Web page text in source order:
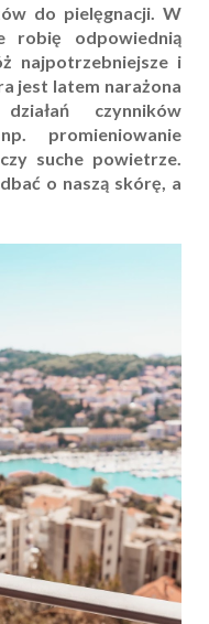
do pielęgnacji. W
robię odpowiednią
najpotrzebniejsze i
jest latem narażona
czynników
promieniowanie
suche powietrze.
o naszą skórę, a